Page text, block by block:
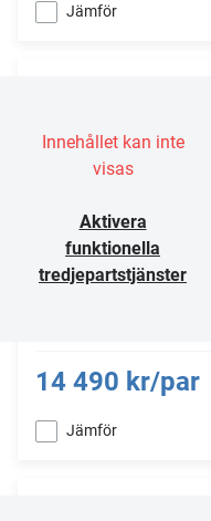
Jämför
Innehållet kan inte
visas
Aktivera
funktionella
tredjepartstjänster
14 490 kr/par
Jämför